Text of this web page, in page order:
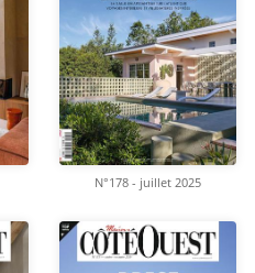
N°178 - juillet 2025